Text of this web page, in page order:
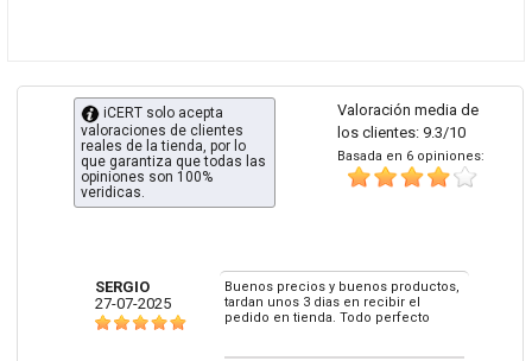
Valoración media de
los clientes: 9.3/10
Basada en 6 opiniones:
iCERT solo acepta
valoraciones de clientes
reales de la tienda, por lo
que garantiza que todas las
opiniones son 100%
veridicas.
SERGIO
27-07-2025
Buenos precios y buenos productos,
tardan unos 3 dias en recibir el
pedido en tienda. Todo perfecto